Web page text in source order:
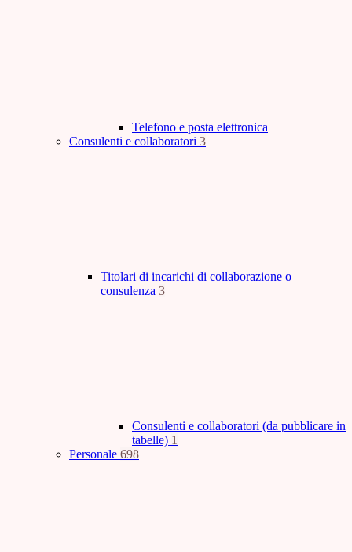
Telefono e posta elettronica
Consulenti e collaboratori 3
Titolari di incarichi di collaborazione o
consulenza 3
Consulenti e collaboratori (da pubblicare in
tabelle) 1
Personale 698